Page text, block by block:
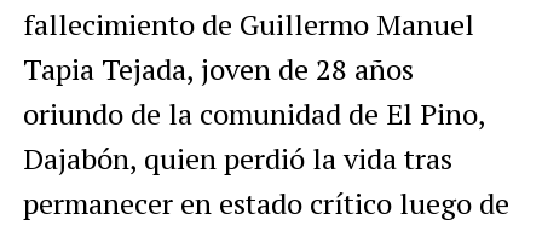
fallecimiento de Guillermo Manuel
Tapia Tejada, joven de 28 años
oriundo de la comunidad de El Pino,
Dajabón, quien perdió la vida tras
permanecer en estado crítico luego de